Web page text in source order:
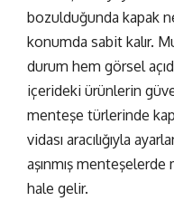
bozulduğunda kapak
konumda sabit kalır.
durum hem görsel
içerideki ürünlerin
menteşe türlerinde
vidası aracılığıyla
aşınmış menteşelerde
hale gelir.